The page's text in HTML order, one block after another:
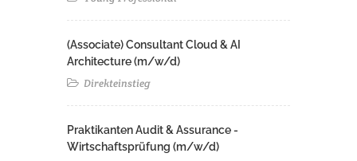
(Associate) Consultant Cloud & AI
Architecture (m/w/d)​ ​
Direkteinstieg
Praktikanten Audit & Assurance -
Wirtschaftsprüfung (m/w/d)